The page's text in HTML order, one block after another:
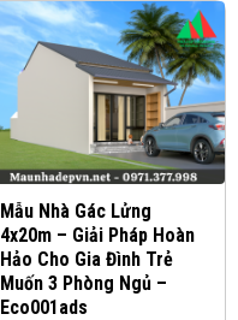
Mẫu Nhà Gác Lửng
4x20m – Giải Pháp Hoàn
Hảo Cho Gia Đình Trẻ
Muốn 3 Phòng Ngủ –
Eco001ads